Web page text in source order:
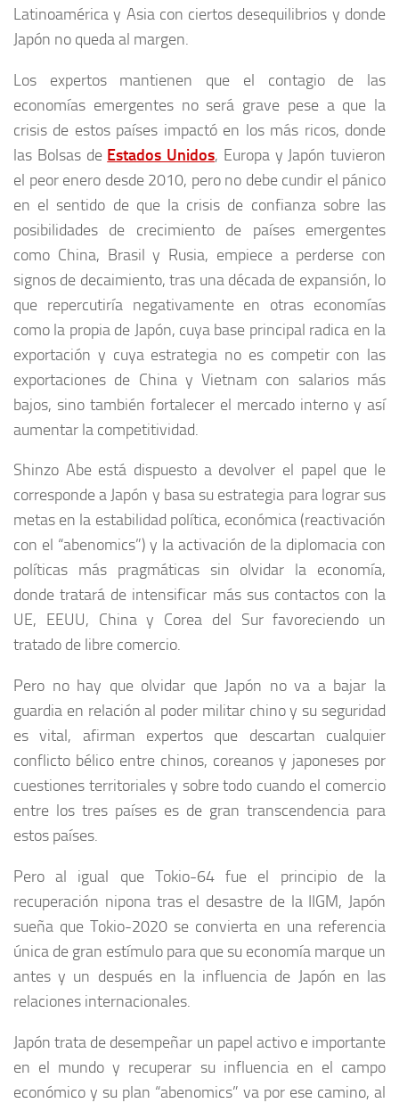
Latinoamérica y Asia con ciertos desequilibrios y donde
Japón no queda al margen.
Los expertos mantienen que el contagio de las
economías emergentes no será grave pese a que la
crisis de estos países impactó en los más ricos, donde
las Bolsas de Estados Unidos, Europa y Japón tuvieron
el peor enero desde 2010, pero no debe cundir el pánico
en el sentido de que la crisis de confianza sobre las
posibilidades de crecimiento de países emergentes
como China, Brasil y Rusia, empiece a perderse con
signos de decaimiento, tras una década de expansión, lo
que repercutiría negativamente en otras economías
como la propia de Japón, cuya base principal radica en la
exportación y cuya estrategia no es competir con las
exportaciones de China y Vietnam con salarios más
bajos, sino también fortalecer el mercado interno y así
aumentar la competitividad.
Shinzo Abe está dispuesto a devolver el papel que le
corresponde a Japón y basa su estrategia para lograr sus
metas en la estabilidad política, económica (reactivación
con el “abenomics”) y la activación de la diplomacia con
políticas más pragmáticas sin olvidar la economía,
donde tratará de intensificar más sus contactos con la
UE, EEUU, China y Corea del Sur favoreciendo un
tratado de libre comercio.
Pero no hay que olvidar que Japón no va a bajar la
guardia en relación al poder militar chino y su seguridad
es vital, afirman expertos que descartan cualquier
conflicto bélico entre chinos, coreanos y japoneses por
cuestiones territoriales y sobre todo cuando el comercio
entre los tres países es de gran transcendencia para
estos países.
Pero al igual que Tokio-64 fue el principio de la
recuperación nipona tras el desastre de la IIGM, Japón
sueña que Tokio-2020 se convierta en una referencia
única de gran estímulo para que su economía marque un
antes y un después en la influencia de Japón en las
relaciones internacionales.
Japón trata de desempeñar un papel activo e importante
en el mundo y recuperar su influencia en el campo
económico y su plan “abenomics” va por ese camino, al